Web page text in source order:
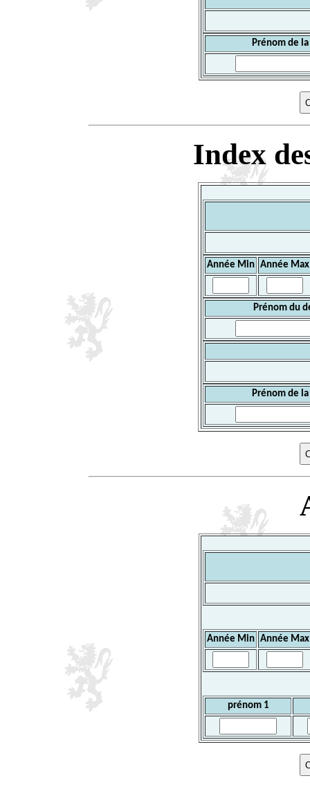
Prénom de
Index
Année Min Année Max
Prénom du
Prénom de
Année Min Année Max
prénom 1